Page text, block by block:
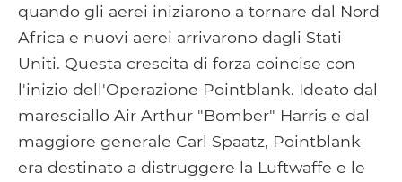
quando gli aerei iniziarono a tornare dal Nord
Africa e nuovi aerei arrivarono dagli Stati
Uniti. Questa crescita di forza coincise con
l'inizio dell'Operazione Pointblank. Ideato dal
maresciallo Air Arthur "Bomber" Harris e dal
maggiore generale Carl Spaatz, Pointblank
era destinato a distruggere la Luftwaffe e le